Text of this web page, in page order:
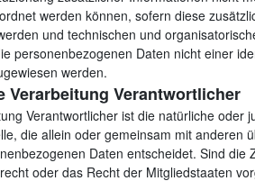
werden können, sofern diese
und technischen und
personenbezogenen Daten nicht einer
werden.
Verantwortlicher
Verantwortlicher ist die natürliche oder
die allein oder gemeinsam mit anderen
Daten entscheidet. Sind die
oder das Recht der Mitgliedstaaten